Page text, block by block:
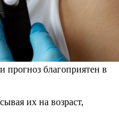
благоприятен в
их на возраст,